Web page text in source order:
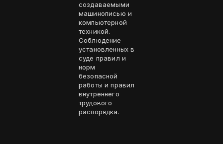
создаваемыми
машинописью и
компьютерной
техникой.
Соблюдение
установленных в
суде правил и
норм
безопасной
работы и правил
внутреннего
трудового
распорядка.